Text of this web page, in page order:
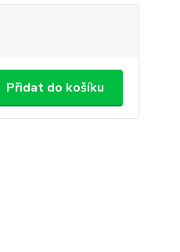
Přidat do košíku